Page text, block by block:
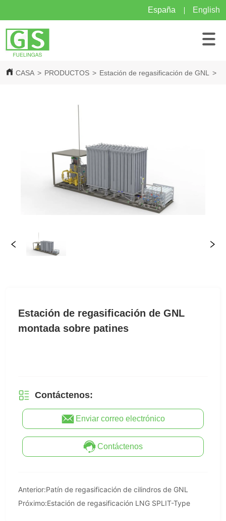
España English
CASA > PRODUCTOS > Estación de regasificación de GNL >
Estación de regasificación de GNL
montada sobre patines
Contáctenos:
Enviar correo electrónico
Contáctenos
Anterior:Patín de regasificación de cilindros de GNL
Próximo:Estación de regasificación LNG SPLIT-Type